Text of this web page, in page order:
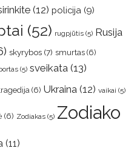
(12) policija (9)
(52) rugpjūtis (5) Rusija
skyrybos (7) smurtas (6)
(5) sveikata (13)
(6) Ukraina (12) vaikai (5)
(6) Zodiakas (5) Zodiako
(11)